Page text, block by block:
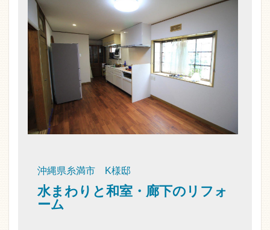
沖縄県糸満市 K様邸
水まわりと和室・廊下のリフォ
ーム